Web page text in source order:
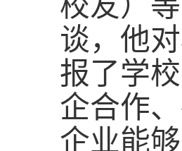
谈，他
报了学
企合作
企业能